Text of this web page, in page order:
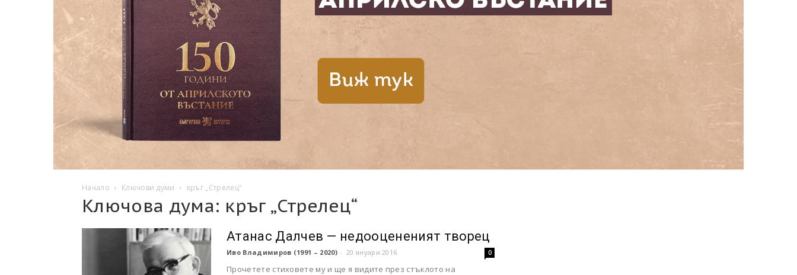
Начало Ключови думи кръг „Стрелец“
Ключова дума: кръг „Стрелец“
Атанас Далчев — недооцененият творец
Иво Владимиров (1991 – 2020) - 20 януари 2016 0
Прочетете стиховете му и ще я видите през стъклото на